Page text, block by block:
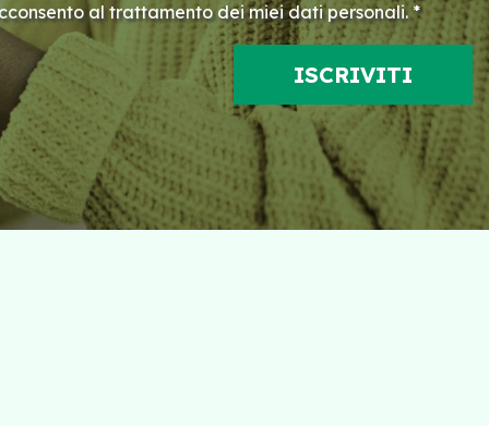
al trattamento dei miei dati personali. *